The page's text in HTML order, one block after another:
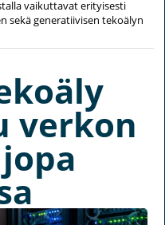
vaikuttavat erityisesti
sekä generatiivisen tekoälyn
verkon